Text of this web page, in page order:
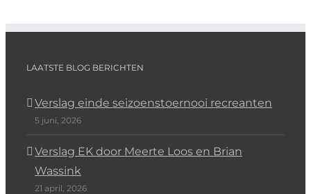
LAATSTE BLOG BERICHTEN
Verslag einde seizoenstoernooi recreanten
5 juni, 2026
Verslag EK door Meerte Loos en Brian
Wassink
21 april, 2026